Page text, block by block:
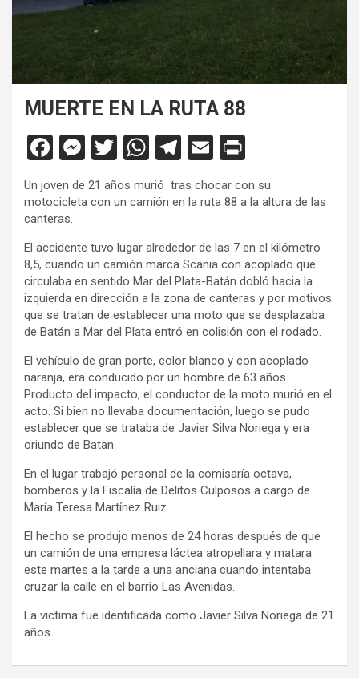
MUERTE EN LA RUTA 88
F
ce
b
o
o
k
M
es
se
g
er
T
tt
W
h
at
A
p
p
T
e
a
m
E
ail tF
e
n
dl
y
Un joven de 21 años murió tras chocar con su
motocicleta con un camión en la ruta 88 a la altura de las
canteras.
El accidente tuvo lugar alrededor de las 7 en el kilómetro
8,5, cuando un camión marca Scania con acoplado que
circulaba en sentido Mar del Plata-Batán dobló hacia la
izquierda en dirección a la zona de canteras y por motivos
que se tratan de establecer una moto que se desplazaba
de Batán a Mar del Plata entró en colisión con el rodado.
El vehículo de gran porte, color blanco y con acoplado
naranja, era conducido por un hombre de 63 años.
Producto del impacto, el conductor de la moto murió en el
acto. Si bien no llevaba documentación, luego se pudo
establecer que se trataba de Javier Silva Noriega y era
oriundo de Batan.
En el lugar trabajó personal de la comisaría octava,
bomberos y la Fiscalía de Delitos Culposos a cargo de
María Teresa Martínez Ruiz.
El hecho se produjo menos de 24 horas después de que
un camión de una empresa láctea atropellara y matara
este martes a la tarde a una anciana cuando intentaba
cruzar la calle en el barrio Las Avenidas.
La victima fue identificada como Javier Silva Noriega de 21
años.